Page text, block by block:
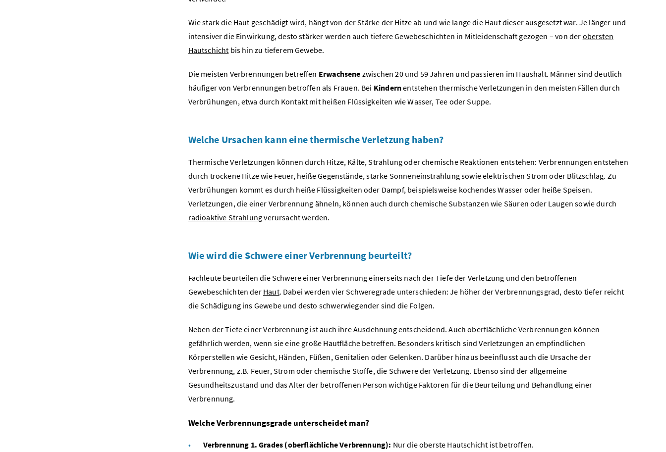
Wie stark die Haut geschädigt wird, hängt von der Stärke der Hitze ab und wie lange die Haut dieser ausgesetzt war. Je länger und
intensiver die Einwirkung, desto stärker werden auch tiefere Gewebeschichten in Mitleidenschaft gezogen – von der obersten
Hautschicht bis hin zu tieferem Gewebe.
Die meisten Verbrennungen betreffen Erwachsene zwischen 20 und 59 Jahren und passieren im Haushalt. Männer sind deutlich
häufiger von Verbrennungen betroffen als Frauen. Bei Kindernentstehen thermische Verletzungen in den meisten Fällen durch
Verbrühungen, etwa durch Kontakt mit heißen Flüssigkeiten wie Wasser, Tee oder Suppe.
Welche Ursachen kann eine thermische Verletzung haben?
Thermische Verletzungen können durch Hitze, Kälte, Strahlung oder chemische Reaktionen entstehen: Verbrennungen entstehen
durch trockene Hitze wie Feuer, heiße Gegenstände, starke Sonneneinstrahlung sowie elektrischen Strom oder Blitzschlag. Zu
Verbrühungen kommt es durch heiße Flüssigkeiten oder Dampf, beispielsweise kochendes Wasser oder heiße Speisen.
Verletzungen, die einer Verbrennung ähneln, können auch durch chemische Substanzen wie Säuren oder Laugen sowie durch
radioaktive Strahlungverursacht werden.
Wie wird die Schwere einer Verbrennung beurteilt?
Fachleute beurteilen die Schwere einer Verbrennung einerseits nach der Tiefe der Verletzung und den betroffenen
Gewebeschichten der Haut. Dabei werden vier Schweregrade unterschieden: Je höher der Verbrennungsgrad, desto tiefer reicht
die Schädigung ins Gewebe und desto schwerwiegender sind die Folgen.
Neben der Tiefe einer Verbrennung ist auch ihre Ausdehnung entscheidend. Auch oberflächliche Verbrennungen können
gefährlich werden, wenn sie eine große Hautfläche betreffen. Besonders kritisch sind Verletzungen an empfindlichen
Körperstellen wie Gesicht, Händen, Füßen, Genitalien oder Gelenken. Darüber hinaus beeinflusst auch die Ursache der
Verbrennung, z.B. Feuer, Strom oder chemische Stoffe, die Schwere der Verletzung. Ebenso sind der allgemeine
Gesundheitszustand und das Alter der betroffenen Person wichtige Faktoren für die Beurteilung und Behandlung einer
Verbrennung.
Welche Verbrennungsgrade unterscheidet man?
Verbrennung 1. Grades (oberflächliche Verbrennung): Nur die oberste Hautschicht ist betroffen.